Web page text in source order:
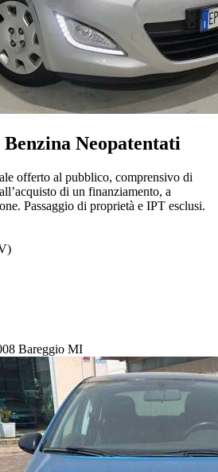
Benzina Neopatentati
offerto al pubblico, comprensivo di
di un finanziamento, a
Passaggio di proprietà e IPT esclusi.
Bareggio MI